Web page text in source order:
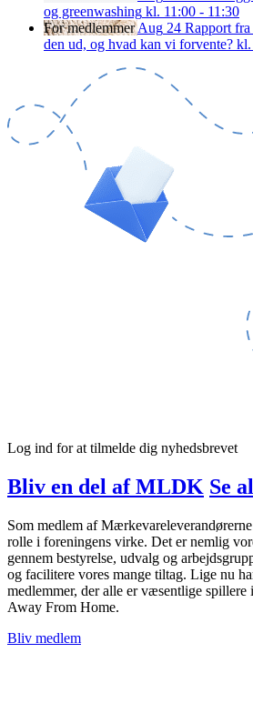
og greenwashing kl. 11:00 - 11:30
For medlemmer Aug 24 Rapport
den ud, og hvad kan vi forvente? kl.
Log ind for at tilmelde dig nyhedsbrevet
Bliv en del af MLDK Se
Som medlem af
rolle i foreningens virke. Det er nemlig
gennem bestyrelse, udvalg og
og facilitere vores mange tiltag. Lige nu
medlemmer, der alle er væsentlige
Away From Home.
Bliv medlem